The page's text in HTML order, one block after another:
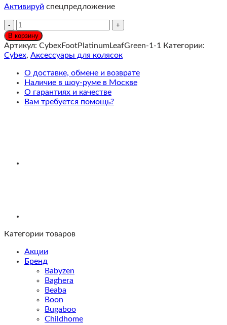
Активируй спецпредложение
Количество
Cybex
Накидка
для
колясок
Priam,
Mios,
Coya,
В корзину
Артикул: CybexFootPlatinumLeafGreen-1-1
Категории:
Cybex, Аксессуары для колясок
О доставке, обмене и возврате
Наличие в шоу-руме в Москве
О гарантиях и качестве
Вам требуется помощь?
Категории товаров
Акции
Бренд
Babyzen
Baghera
Beaba
Boon
Bugaboo
Childhome